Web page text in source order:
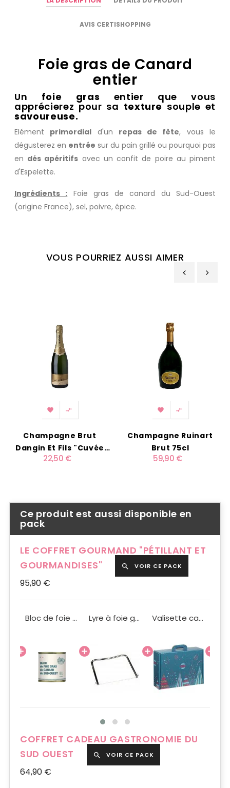
AVIS CERTISHOPPING
Foie gras de Canard
entier
Un foie gras entier que vous
apprécierez pour sa texturesouple et
savoureuse.
Elément primordial d'un repas de fête, vous le
dégusterez en entrée sur du pain grillé ou pourquoi pas
en dés apéritifs avec unconfit de poire au piment
d'Espelette.
Ingrédients : Foie gras de canard du Sud-Ouest
(origine France), sel, poivre, épice.
VOUS POURRIEZ AUSSI AIMER
 
Champagne Brut
Dangin Et Fils "Cuvée
Carte Or" 75cl
22,50 €
 
Champagne Ruinart
Brut 75cl
59,90 €
Ce produit est aussi disponible en
pack
LE COFFRET GOURMAND "PÉTILLANT ET
GOURMANDISES"
 VOIR CE PACK
95,90 €
Bloc de foie gras de canard du Sud Ouest 100g IGP Lyre à foie gras Valisette carton rectangle Moyen Modèle Bleu/Rouge/Or
COFFRET CADEAU GASTRONOMIE DU
SUD OUEST
 VOIR CE PACK
64,90 €